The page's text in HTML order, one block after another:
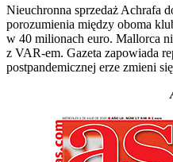
Nieuchronna sprzedaż Achrafa
porozumienia między oboma
w 40 milionach euro. Mallorca
z VAR-em. Gazeta zapowiada
postpandemicznej erze zmieni